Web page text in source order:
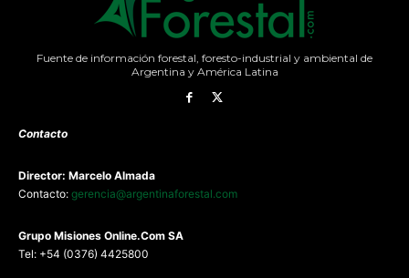
Fuente de información forestal, foresto-industrial y ambiental de
Argentina y América Latina
Contacto
Director: Marcelo Almada
Contacto: gerencia@argentinaforestal.com
Grupo Misiones Online.Com SA
Tel: +54 (0376) 4425800